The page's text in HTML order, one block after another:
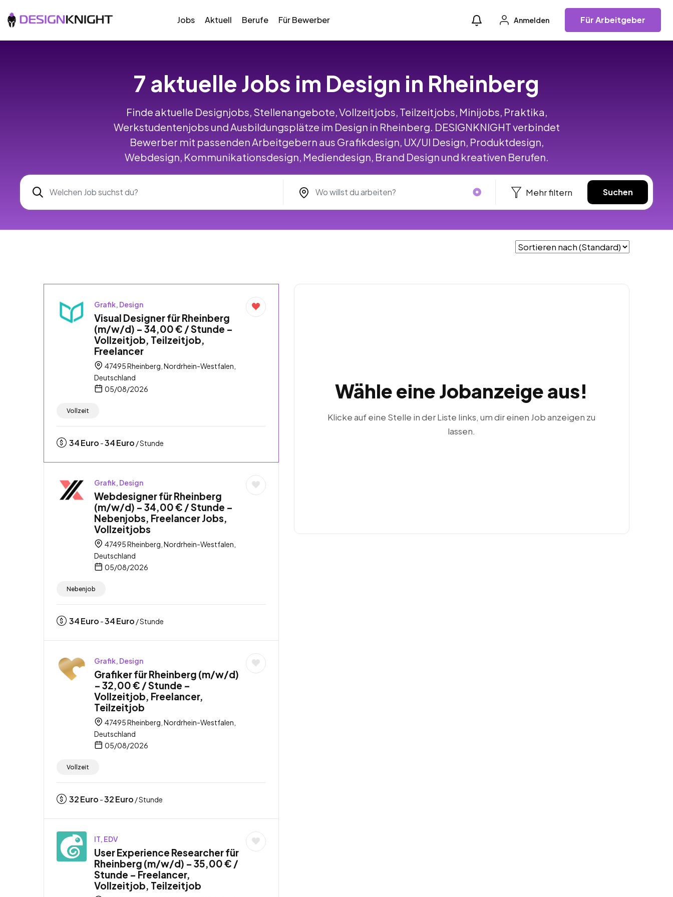
Jobs Aktuell Berufe Für Bewerber Anmelden Für Arbeitgeber
7 aktuelle Jobs im Design in Rheinberg
Finde aktuelle Designjobs, Stellenangebote, Vollzeitjobs, Teilzeitjobs, Minijobs, Praktika,
Werkstudentenjobs und Ausbildungsplätze im Design in Rheinberg. DESIGNKNIGHT verbindet
Bewerber mit passenden Arbeitgebern aus Grafikdesign, UX/UI Design, Produktdesign,
Webdesign, Kommunikationsdesign, Mediendesign, Brand Design und kreativen Berufen.
Mehr filtern Suchen
Grafik, Design
Visual Designer für Rheinberg
(m/w/d) – 34,00 € / Stunde –
Vollzeitjob, Teilzeitjob,
Freelancer
47495 Rheinberg, Nordrhein-Westfalen,
Deutschland
05/08/2026
Vollzeit
34Euro -34Euro / Stunde
Grafik, Design
Webdesigner für Rheinberg
(m/w/d) – 34,00 € / Stunde –
Nebenjobs, Freelancer Jobs,
Vollzeitjobs
47495 Rheinberg, Nordrhein-Westfalen,
Deutschland
05/08/2026
Nebenjob
34Euro -34Euro / Stunde
Grafik, Design
Grafiker für Rheinberg (m/w/d)
– 32,00 € / Stunde –
Vollzeitjob, Freelancer,
Teilzeitjob
47495 Rheinberg, Nordrhein-Westfalen,
Deutschland
05/08/2026
Vollzeit
32Euro -32Euro / Stunde
IT, EDV
User Experience Researcher für
Rheinberg (m/w/d) – 35,00 € /
Stunde – Freelancer,
Vollzeitjob, Teilzeitjob
Wähle eine Jobanzeige aus!
Klicke auf eine Stelle in der Liste links, um dir einen Job anzeigen zu
lassen.